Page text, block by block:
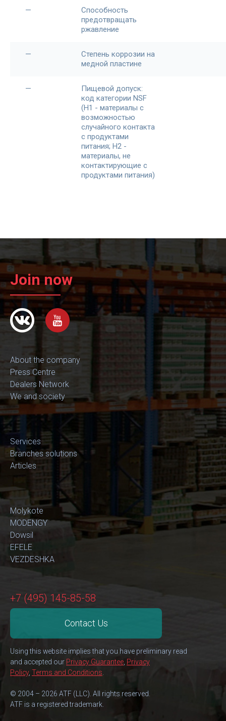
—
Способность
предотвращать
ржавление
—
Степень коррозии на
медной пластине
—
Пищевой допуск:
код категории NSF
(H1 - материалы с
возможностью
случайного контакта
с продуктами
питания; H2 -
материалы, не
контактирующие с
продуктами питания)
Join now
About the company
Press Centre
Dealers Network
We and society
Services
Branches solutions
Articles
Molykote
MODENGY
Dowsil
EFELE
VEZDESHKA
+7 (495) 145-85-58
Contact Us
Using this website implies that you have preliminary read
and accepted our Privacy Guarantee Privacy
Policy, Terms and Conditions
© 2004 – 2026 ATF (LLC). All rights reserved.
ATF is a registered trademark.